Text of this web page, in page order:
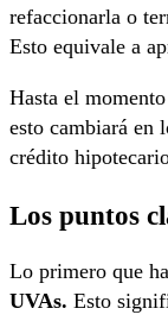
refaccionarla o
Esto equivale a
Hasta el
esto cambiará en
crédito
Los puntos
Lo primero que
UVAs. Esto